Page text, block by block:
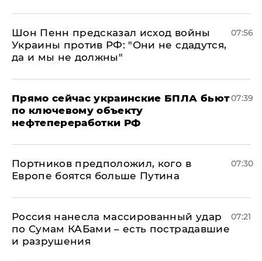
Шон Пенн предсказал исход войны
Украины против РФ: "Они не сдадутся,
да и мы не должны"
07:56
Прямо сейчас украинские БПЛА бьют
по ключевому объекту
нефтепереработки РФ
07:39
Портников предположил, кого в
Европе боятся больше Путина
07:30
Россия нанесла массированный удар
по Сумам КАБами – есть пострадавшие
и разрушения
07:21